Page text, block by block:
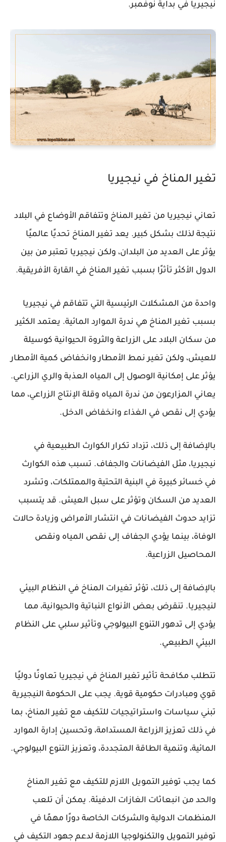
نيجيريا في بداية نوفمبر.
تغير المناخ في نيجيريا
تعاني نيجيريا من تغير المناخ وتتفاقم الأوضاع في البلاد
نتيجة لذلك بشكل كبير. يعد تغير المناخ تحديًا عالميًا
يؤثر على العديد من البلدان، ولكن نيجيريا تعتبر من بين
الدول الأكثر تأثرًا بسبب تغير المناخ في القارة الأفريقية.
واحدة من المشكلات الرئيسية التي تتفاقم في نيجيريا
بسبب تغير المناخ هي ندرة الموارد المائية. يعتمد الكثير
من سكان البلاد على الزراعة والثروة الحيوانية كوسيلة
للعيش، ولكن تغير نمط الأمطار وانخفاض كمية الأمطار
يؤثر على إمكانية الوصول إلى المياه العذبة والري الزراعي.
يعاني المزارعون من ندرة المياه وقلة الإنتاج الزراعي، مما
يؤدي إلى نقص في الغذاء وانخفاض الدخل.
بالإضافة إلى ذلك، تزداد تكرار الكوارث الطبيعية في
نيجيريا، مثل الفيضانات والجفاف. تسبب هذه الكوارث
في خسائر كبيرة في البنية التحتية والممتلكات، وتشرد
العديد من السكان وتؤثر على سبل العيش. قد يتسبب
تزايد حدوث الفيضانات في انتشار الأمراض وزيادة حالات
الوفاة، بينما يؤدي الجفاف إلى نقص المياه ونقص
المحاصيل الزراعية.
بالإضافة إلى ذلك، تؤثر تغيرات المناخ في النظام البيئي
لنيجيريا. تنقرض بعض الأنواع النباتية والحيوانية، مما
يؤدي إلى تدهور التنوع البيولوجي وتأثير سلبي على النظام
البيئي الطبيعي.
تتطلب مكافحة تأثير تغير المناخ في نيجيريا تعاونًا دوليًا
قوي ومبادرات حكومية قوية. يجب على الحكومة النيجيرية
تبني سياسات واستراتيجيات للتكيف مع تغير المناخ، بما
في ذلك تعزيز الزراعة المستدامة، وتحسين إدارة الموارد
المائية، وتنمية الطاقة المتجددة، وتعزيز التنوع البيولوجي.
كما يجب توفير التمويل اللازم للتكيف مع تغير المناخ
والحد من انبعاثات الغازات الدفيئة. يمكن أن تلعب
المنظمات الدولية والشركات الخاصة دورًا مهمًا في
توفير التمويل والتكنولوجيا اللازمة لدعم جهود التكيف في